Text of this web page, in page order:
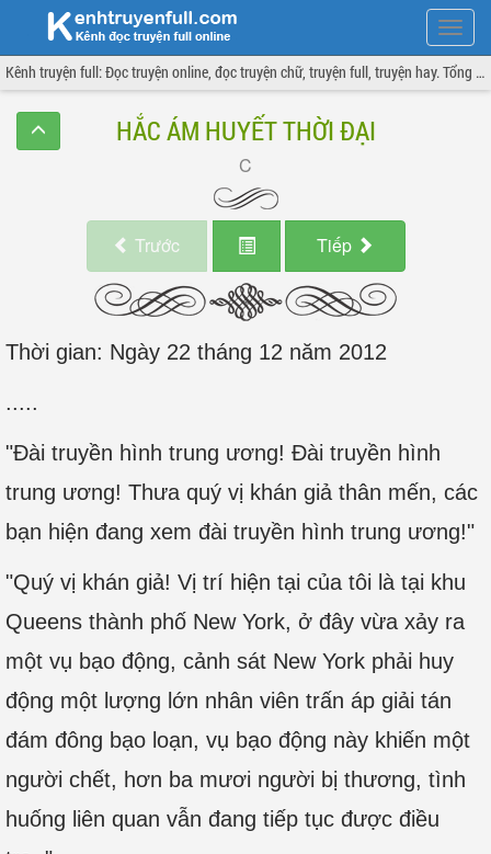
Hiện
menu
Kênh truyện full: Đọc truyện online, đọc truyện chữ, truyện full, truyện hay. Tổng hợp đầy đủ và cập nhật liên tục.
HẮC ÁM HUYẾT THỜI ĐẠI
Trước Tiếp
Thời gian: Ngày 22 tháng 12 năm 2012
.....
"Đài truyền hình trung ương! Đài truyền hình
trung ương! Thưa quý vị khán giả thân mến, các
bạn hiện đang xem đài truyền hình trung ương!"
"Quý vị khán giả! Vị trí hiện tại của tôi là tại khu
Queens thành phố New York, ở đây vừa xảy ra
một vụ bạo động, cảnh sát New York phải huy
động một lượng lớn nhân viên trấn áp giải tán
đám đông bạo loạn, vụ bạo động này khiến một
người chết, hơn ba mươi người bị thương, tình
huống liên quan vẫn đang tiếp tục được điều